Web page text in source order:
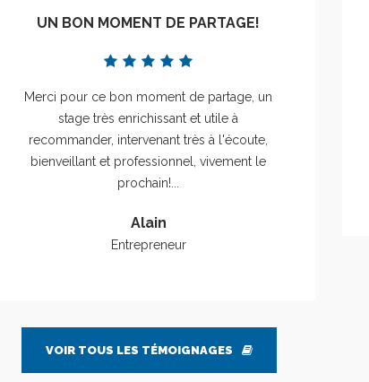
UN BON MOMENT DE PARTAGE!
Merci pour ce bon moment de partage, un
stage très enrichissant et utile à
recommander, intervenant très à l'écoute,
bienveillant et professionnel, vivement le
prochain!...
Alain
Entrepreneur
VOIR TOUS LES TÉMOIGNAGES